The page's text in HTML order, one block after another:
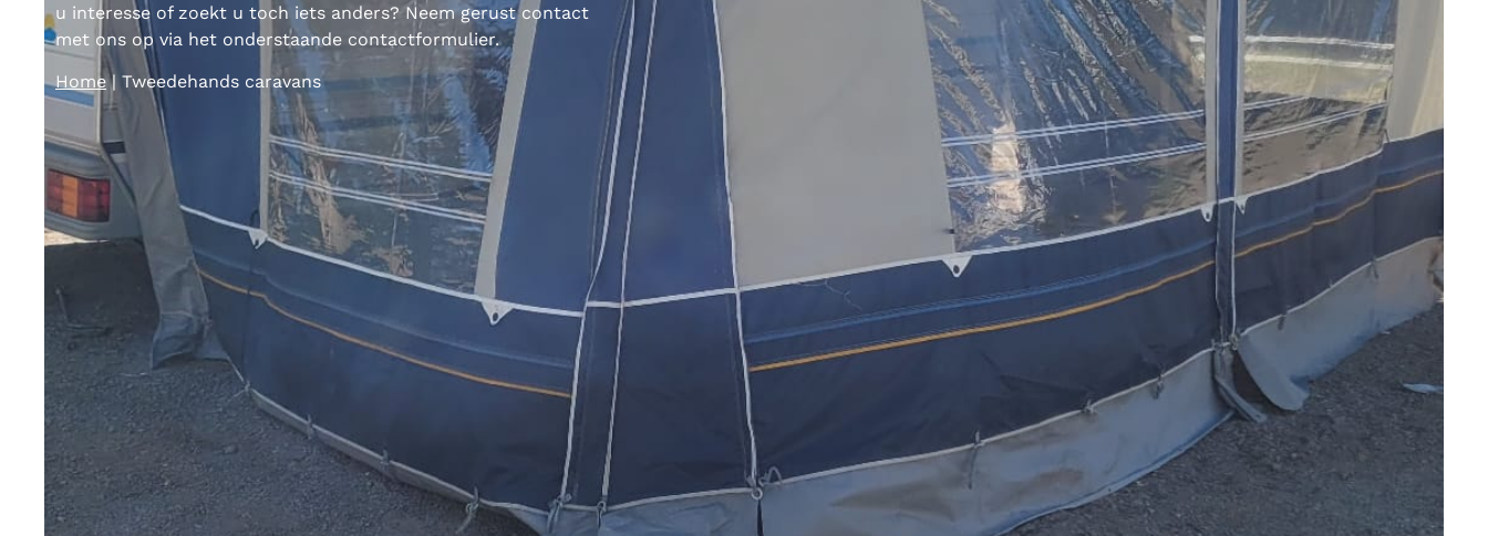
u interesse of zoekt u toch iets anders? Neem gerust contact
met ons op via het onderstaande contactformulier.
Home| Tweedehands caravans